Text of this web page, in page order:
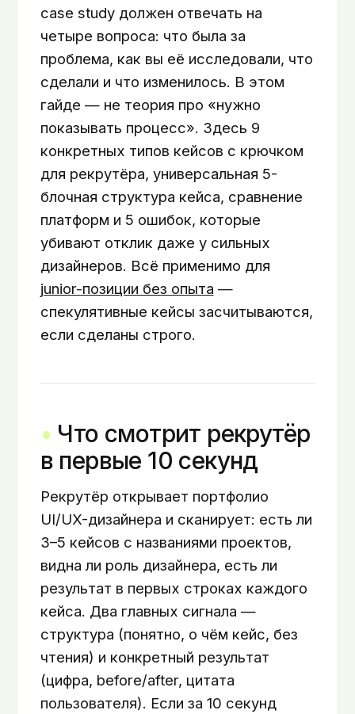
case study должен отвечать на
четыре вопроса: что была за
проблема, как вы её исследовали, что
сделали и что изменилось. В этом
гайде — не теория про «нужно
показывать процесс». Здесь 9
конкретных типов кейсов с крючком
для рекрутёра, универсальная 5-
блочная структура кейса, сравнение
платформ и 5 ошибок, которые
убивают отклик даже у сильных
дизайнеров. Всё применимо для
junior-позиции без опыта —
спекулятивные кейсы засчитываются,
если сделаны строго.
Что смотрит рекрутёр
в первые 10 секунд
Рекрутёр открывает портфолио
UI/UX-дизайнера и сканирует: есть ли
3–5 кейсов с названиями проектов,
видна ли роль дизайнера, есть ли
результат в первых строках каждого
кейса. Два главных сигнала —
структура (понятно, о чём кейс, без
чтения) и конкретный результат
(цифра, before/after, цитата
пользователя). Если за 10 секунд